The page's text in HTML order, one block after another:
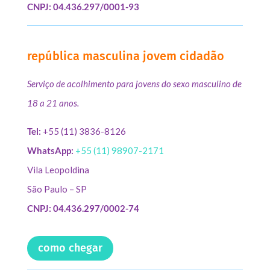
CNPJ: 04.436.297/0001-93
república masculina jovem cidadão
Serviço de acolhimento para jovens do sexo masculino de
18 a 21 anos.
Tel: +55 (11) 3836-8126
WhatsApp: +55 (11) 98907-2171
Vila Leopoldina
São Paulo – SP
CNPJ: 04.436.297/0002-74
como chegar